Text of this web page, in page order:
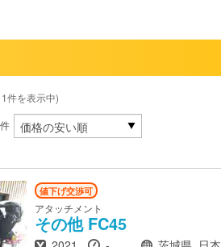
1件を表示中)
値下げ交渉可
アタッチメント
その他 FC45
年式 時間 場所